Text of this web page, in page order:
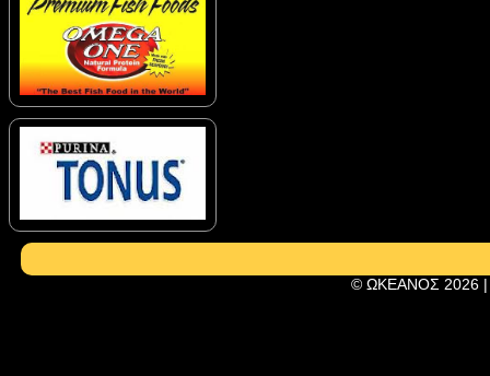
© ΩΚΕΑΝΟΣ 2026